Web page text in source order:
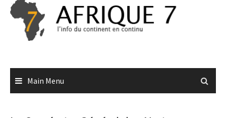
Skip
content
Main Menu